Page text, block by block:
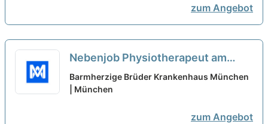
zum Angebot
Nebenjob Physiotherapeut am
Wochenende (w/m/d) neu
Barmherzige Brüder Krankenhaus München
| München
zum Angebot